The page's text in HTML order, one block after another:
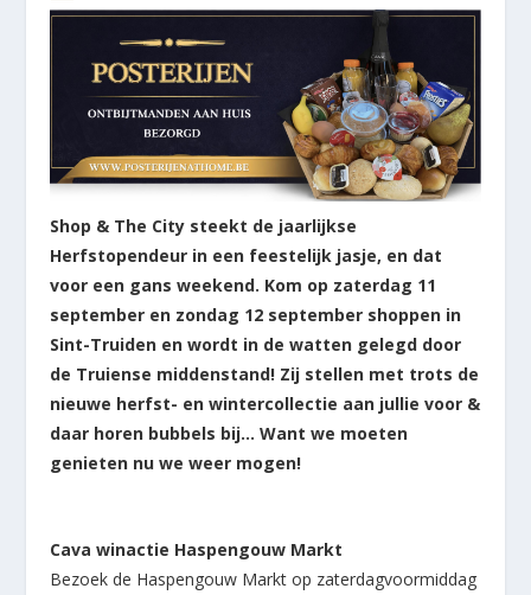
Shop & The City steekt de jaarlijkse
Herfstopendeur in een feestelijk jasje, en dat
voor een gans weekend. Kom op zaterdag 11
september en zondag 12 september shoppen in
Sint-Truiden en wordt in de watten gelegd door
de Truiense middenstand! Zij stellen met trots de
nieuwe herfst- en wintercollectie aan jullie voor &
daar horen bubbels bij… Want we moeten
genieten nu we weer mogen!
Cava winactie Haspengouw Markt
Bezoek de Haspengouw Markt op zaterdagvoormiddag